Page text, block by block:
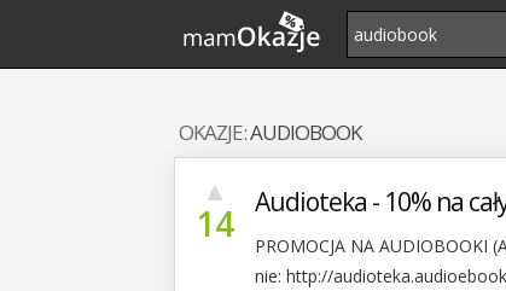
OKAZJE:AUDIOBOOK
14
▲ Audioteka - 10% na
PROMOCJA NA AUDIOBOOKI
nie: http://